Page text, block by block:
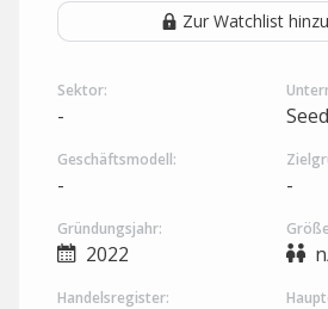
Zur Watchlist
Sektor:
-
Geschäftsmodell:
- -
Gründungsjahr:
2022
Handelsregister: